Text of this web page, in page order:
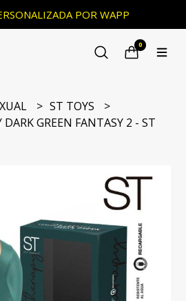
POR WAPP
0
ST TOYS
GREEN FANTASY 2 - ST